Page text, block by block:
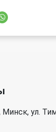
Минск, ул.